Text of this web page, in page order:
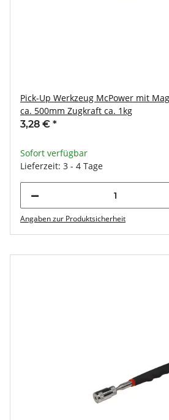
Pick-Up Werkzeug McPower mit
ca. 500mm Zugkraft ca. 1kg
3,28 € *
Sofort verfügbar
Lieferzeit: 3 - 4 Tage
Angaben zur Produktsicherheit